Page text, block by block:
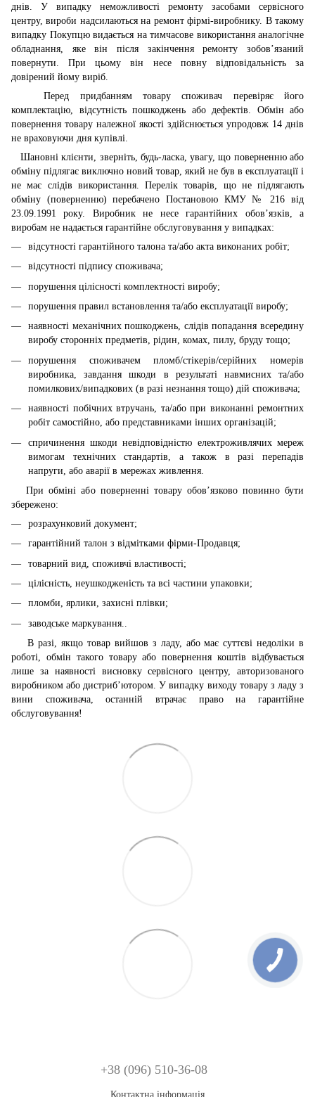
днів. У випадку неможливості ремонту засобами сервісного
центру, вироби надсилаються на ремонт фірмі-виробнику. В такому
випадку Покупцю видається на тимчасове використання аналогічне
обладнання, яке він після закінчення ремонту зобов’язаний
повернути. При цьому він несе повну відповідальність за
довірений йому виріб.
Перед придбанням товару споживач перевіряє його
комплектацію, відсутність пошкоджень або дефектів. Обмін або
повернення товару належної якості здійснюється упродовж 14 днів
не враховуючи дня купівлі.
Шановні клієнти, зверніть, будь-ласка, увагу, що поверненню або
обміну підлягає виключно новий товар, який не був в експлуатації і
не має слідів використання. Перелік товарів, що не підлягають
обміну (поверненню) перебачено Постановою КМУ № 216 від
23.09.1991 року. Виробник не несе гарантійних обов’язків, а
виробам не надається гарантійне обслуговування у випадках:
відсутності гарантійного талона та/або акта виконаних робіт;
відсутності підпису споживача;
порушення цілісності комплектності виробу;
порушення правил встановлення та/або експлуатації виробу;
наявності механічних пошкоджень, слідів попадання всередину
виробу сторонніх предметів, рідин, комах, пилу, бруду тощо;
порушення споживачем пломб/стікерів/серійних номерів
виробника, завдання шкоди в результаті навмисних та/або
помилкових/випадкових (в разі незнання тощо) дій споживача;
наявності побічних втручань, та/або при виконанні ремонтних
робіт самостійно, або представниками інших організацій;
спричинення шкоди невідповідністю електроживлячих мереж
вимогам технічних стандартів, а також в разі перепадів
напруги, або аварії в мережах живлення.
При обміні або поверненні товару обов’язково повинно бути
збережено:
розрахунковий документ;
гарантійний талон з відмітками фірми-Продавця;
товарний вид, споживчі властивості;
цілісність, неушкодженість та всі частини упаковки;
пломби, ярлики, захисні плівки;
заводське маркування..
В разі, якщо товар вийшов з ладу, або має суттєві недоліки в
роботі, обмін такого товару або повернення коштів відбувається
лише за наявності висновку сервісного центру, авторизованого
виробником або дистриб’ютором. У випадку виходу товару з ладу з
вини споживача, останній втрачає право на гарантійне
обслуговування!
+38 (096) 510-36-08
Контактна інформація